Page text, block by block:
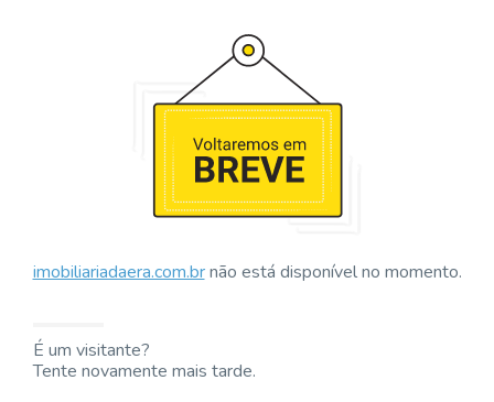
imobiliariadaera.com.brnão está disponível no momento.
É um visitante?
Tente novamente mais tarde.